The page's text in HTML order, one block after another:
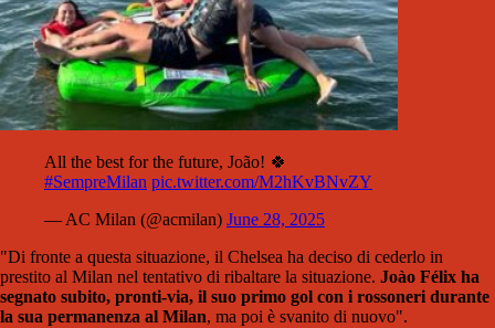
All the best for the future, João! 🍀
#SempreMilan pic.twitter.com/M2hKvBNvZY
— AC Milan (@acmilan) June 28, 2025
"Di fronte a questa situazione, il Chelsea ha deciso di cederlo in
prestito al Milan nel tentativo di ribaltare la situazione. Joào Félix ha
segnato subito, pronti-via, il suo primo gol con i rossoneri durante
la sua permanenza al Milan, ma poi è svanito di nuovo".